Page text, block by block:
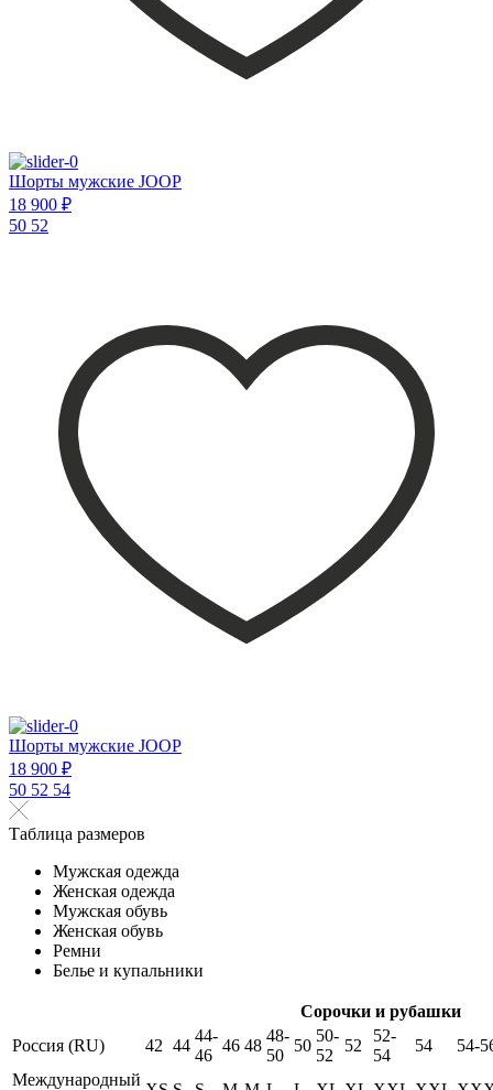
Шорты мужские JOOP
18 900 ₽
50 52
Шорты мужские JOOP
18 900 ₽
50 52 54
Таблица размеров
Мужская одежда
Женская одежда
Мужская обувь
Женская обувь
Ремни
Белье и купальники
Сорочки и рубашки
Россия (RU)
42 44
44-
46
46 48
48-
50
50
50-
52
52
52-
54
54
54-
Международный